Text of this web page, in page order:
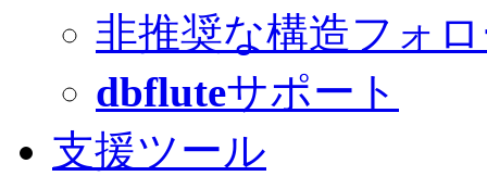
非推奨な構造フォ
dbfluteサポート
支援ツール